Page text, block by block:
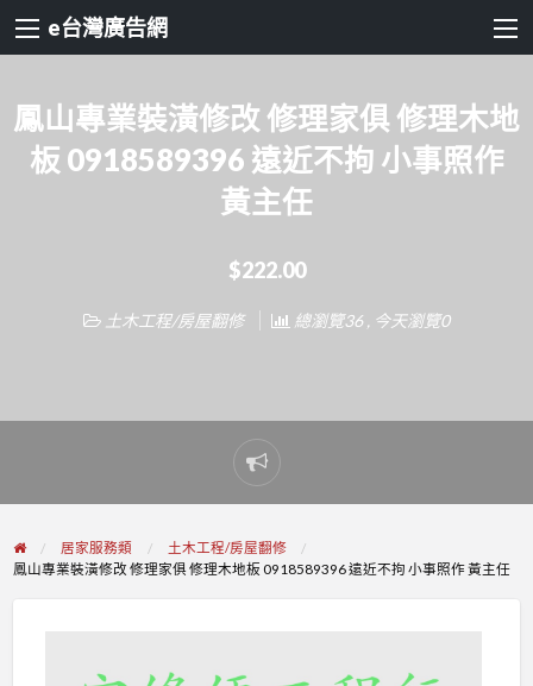
e台灣廣告網
鳳山專業裝潢修改 修理家俱 修理木地
板 0918589396 遠近不拘 小事照作
黃主任
$222.00
土木工程/房屋翻修 總瀏覽36 , 今天瀏覽0
Report
problem
居家服務類
土木工程/房屋翻修
鳳山專業裝潢修改 修理家俱 修理木地板 0918589396 遠近不拘 小事照作 黃主任